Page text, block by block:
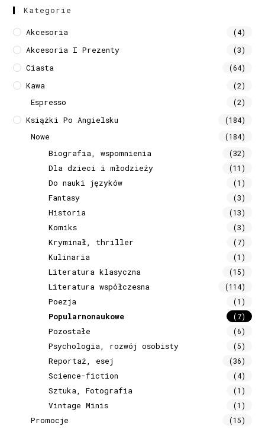
Kategorie
Akcesoria (4)
Akcesoria I Prezenty (3)
Ciasta (64)
Kawa (2)
Espresso (2)
Książki Po Angielsku (184)
Nowe (184)
Biografia, wspomnienia (32)
Dla dzieci i młodzieży (11)
Do nauki języków (1)
Fantasy (3)
Historia (13)
Komiks (3)
Kryminał, thriller (7)
Kulinaria (1)
Literatura klasyczna (15)
Literatura współczesna (114)
Poezja (1)
Popularnonaukowe (7)
Pozostałe (6)
Psychologia, rozwój osobisty (5)
Reportaż, esej (36)
Science-fiction (4)
Sztuka, Fotografia (1)
Vintage Minis (1)
Promocje (15)